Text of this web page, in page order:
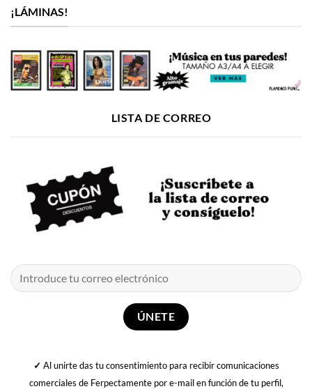
¡LÁMINAS!
LISTA DE CORREO
✓ Al unirte das tu consentimiento para recibir comunicaciones
comerciales de Ferpectamente por e-mail en función de tu perfil,